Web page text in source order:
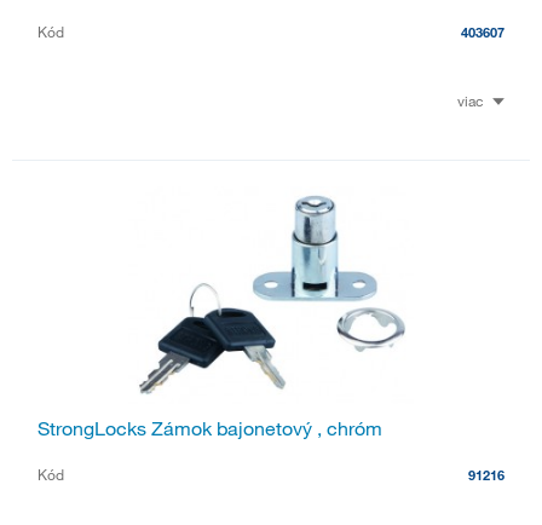
Kód 403607
viac
StrongLocks Zámok bajonetový , chróm
Kód 91216